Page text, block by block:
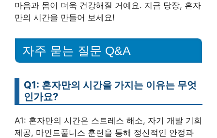
마음과 몸이 더욱 건강해질 거예요. 지금 당장, 혼자
만의 시간을 만들어 보세요!
자주 묻는 질문 Q&A
Q1: 혼자만의 시간을 가지는 이유는 무엇
인가요?
A1: 혼자만의 시간은 스트레스 해소, 자기 개발 기회
제공, 마인드풀니스 훈련을 통해 정신적인 안정과